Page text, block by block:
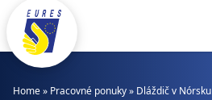
Prejsť na obsah
Home» Pracovné ponuky» Dláždič v Nórsku